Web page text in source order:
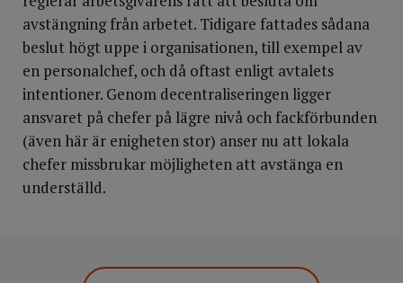
avstängning från arbetet. Tidigare fattades sådana
beslut högt uppe i organisationen, till exempel av
en personalchef, och då oftast enligt avtalets
intentioner. Genom decentraliseringen ligger
ansvaret på chefer på lägre nivå och fackförbunden
(även här är enigheten stor) anser nu att lokala
chefer missbrukar möjligheten att avstänga en
underställd.